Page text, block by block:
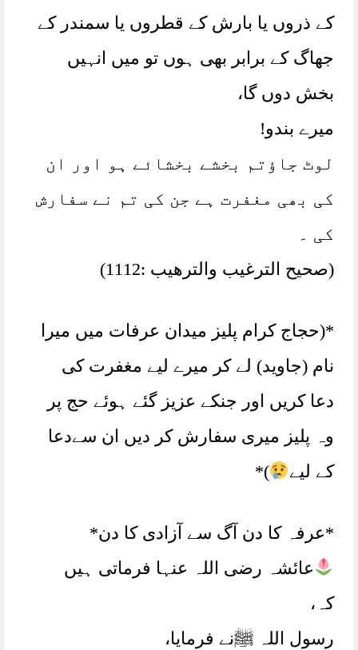
کے ذروں یا بارش کے قطروں یا سمندر کے
جھاگ کے برابر بھی ہوں تو میں انہیں
بخش دوں گا،
میرے بندو!
لوٹ جاؤتم بخشے بخشائے ہو اور ان
کی بھی مغفرت ہے جن کی تم نے سفارش
کی ۔
(صحیح الترغیب والترهیب :1112)
*(حجاج کرام پلیز میدان عرفات میں میرا
نام (جاوید) لے کر میرے لیے مغفرت کی
دعا کریں اور جنکے عزیز گئے ہوئے حج پر
وہ پلیز میری سفارش کر دیں ان سےدعا
کے لیے
)*
*عرفہ کا دن آگ سے آزادی کا دن*
عائشہ رضی اللہ عنہا فرماتی ہیں
کہ،
رسول اللہ ﷺنے فرمایا،